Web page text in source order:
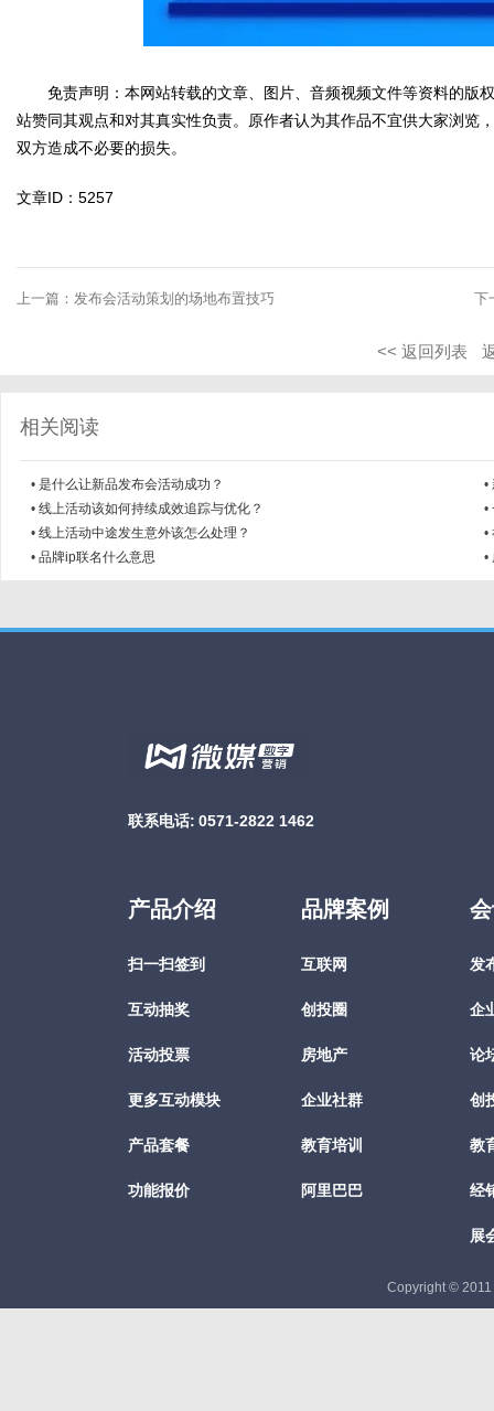
免责声明：本网站转载的文章、图片、音频视频文件等资料的版
站赞同其观点和对其真实性负责。原作者认为其作品不宜供大家浏览
双方造成不必要的损失。
文章ID：5257
上一篇： 发布会活动策划的场地布置技巧 下
<< 返回列表
相关阅读
• 是什么让新品发布会活动成功？ •
• 线上活动该如何持续成效追踪与优化？ •
• 线上活动中途发生意外该怎么处理？ •
• 品牌ip联名什么意思 •
联系电话: 0571-2822 1462
产品介绍
扫一扫签到
互动抽奖
活动投票
更多互动模块
产品套餐
功能报价
品牌案例
互联网
创投圈
房地产
企业社群
教育培训
阿里巴巴
发
企
论
创
教
经
展
Copyright © 2011